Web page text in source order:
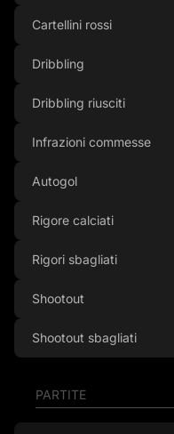
PARTITE
Cartellini rossi
Dribbling
Dribbling riusciti
Infrazioni commesse
Autogol
Rigore calciati
Rigori sbagliati
Shootout
Shootout sbagliati